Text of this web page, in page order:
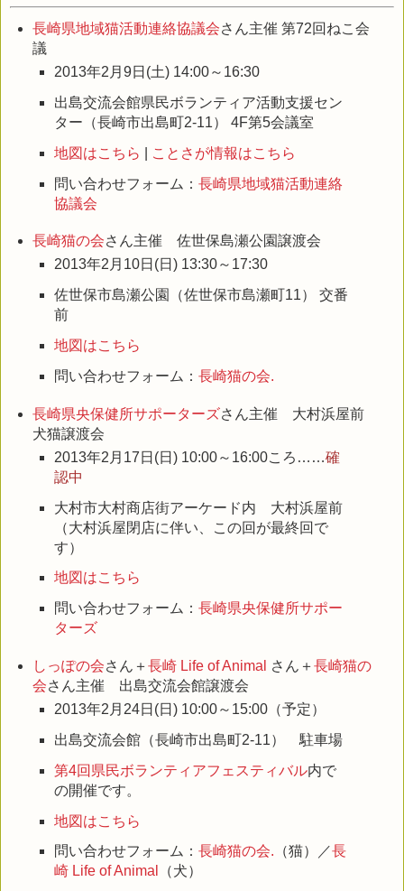
長崎県地域猫活動連絡協議会さん主催 第72回ねこ会
議
2013年2月9日(土) 14:00～16:30
出島交流会館県民ボランティア活動支援セン
ター（長崎市出島町2-11） 4F第5会議室
地図はこちら
ことさが情報はこちら
問い合わせフォーム：長崎県地域猫活動連絡
協議会
長崎猫の会さん主催 佐世保島瀬公園譲渡会
2013年2月10日(日) 13:30～17:30
佐世保市島瀬公園（佐世保市島瀬町11） 交番
前
地図はこちら
問い合わせフォーム：長崎猫の会.
長崎県央保健所サポーターズさん主催 大村浜屋前
犬猫譲渡会
2013年2月17日(日) 10:00～16:00ころ……確
認中
大村市大村商店街アーケード内 大村浜屋前
（大村浜屋閉店に伴い、この回が最終回で
す）
地図はこちら
問い合わせフォーム：長崎県央保健所サポー
ターズ
しっぽの会さん＋長崎 Life of Animal さん＋長崎猫の
会さん主催 出島交流会館譲渡会
2013年2月24日(日) 10:00～15:00（予定）
出島交流会館（長崎市出島町2-11） 駐車場
第4回県民ボランティアフェスティバル内で
の開催です。
地図はこちら
問い合わせフォーム：長崎猫の会. （猫）／長
崎 Life of Animal
（犬）